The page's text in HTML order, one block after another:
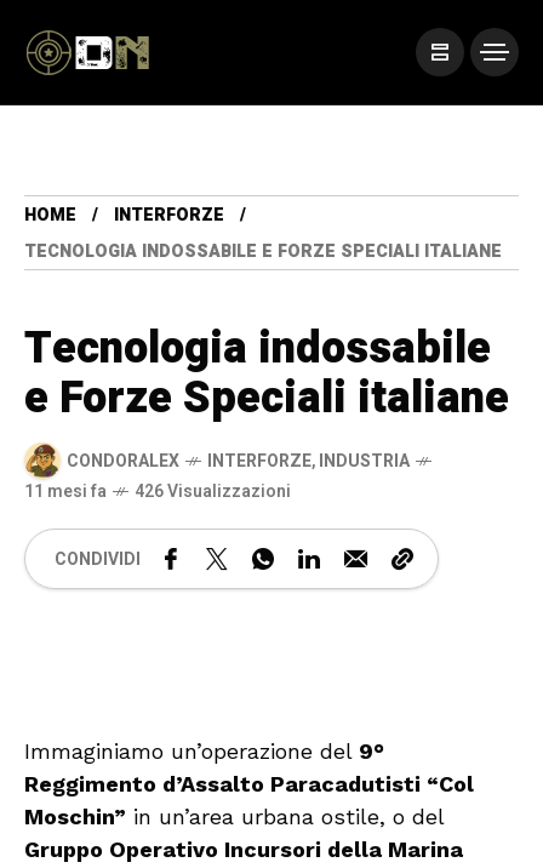
HOME
INTERFORZE
TECNOLOGIA INDOSSABILE E FORZE SPECIALI ITALIANE
Tecnologia indossabile
e Forze Speciali italiane
CONDORALEX INTERFORZE,INDUSTRIA
11 mesi fa
426 Visualizzazioni
CONDIVIDI
Immaginiamo un’operazione del 9°
Reggimento d’Assalto Paracadutisti “Col
Moschin” in un’area urbana ostile, o del
Gruppo Operativo Incursori della Marina